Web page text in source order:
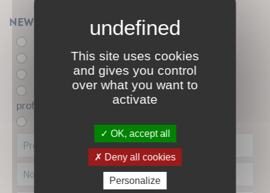
Newsletter
- de 26 ans
+ de 26 ans
Acteur.trice de l'insertion sociale et
professionnelle
This site uses cookies
and gives you control
over what you want to
activate
OK, accept all
Deny all cookies
Personalize